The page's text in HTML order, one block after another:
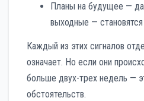
Планы на будущее —
выходные —
Каждый из этих сигналов
означает. Но если они
больше двух-трех недель —
обстоятельств.